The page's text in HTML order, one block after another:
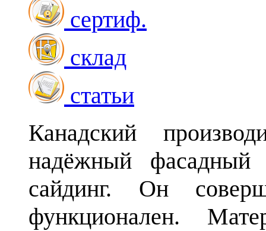
сертиф.
склад
статьи
Канадский
надёжный фасадный
сайдинг. Он
функционален.